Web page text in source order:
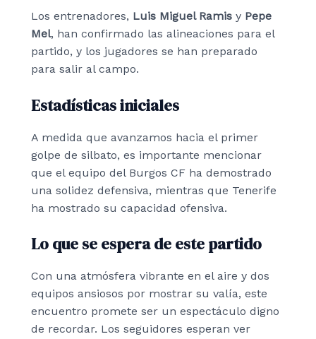
Los entrenadores, Luis Miguel Ramis y Pepe
Mel, han confirmado las alineaciones para el
partido, y los jugadores se han preparado
para salir al campo.
Estadísticas iniciales
A medida que avanzamos hacia el primer
golpe de silbato, es importante mencionar
que el equipo del Burgos CF ha demostrado
una solidez defensiva, mientras que Tenerife
ha mostrado su capacidad ofensiva.
Lo que se espera de este partido
Con una atmósfera vibrante en el aire y dos
equipos ansiosos por mostrar su valía, este
encuentro promete ser un espectáculo digno
de recordar. Los seguidores esperan ver